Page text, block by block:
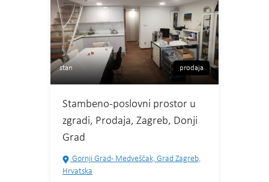
stan prodaja
Stambeno-poslovni prostor u
zgradi, Prodaja, Zagreb, Donji
Grad
Gornji Grad - Medveščak, Grad Zagreb,
Hrvatska